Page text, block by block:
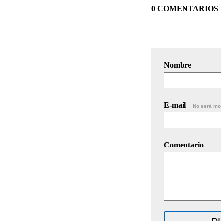
0 COMENTARIOS
Nombre
E-mail No será
Comentario